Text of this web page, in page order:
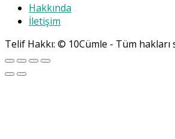
Hakkında
İletişim
Telif Hakkı: © 10Cümle - Tüm hakları